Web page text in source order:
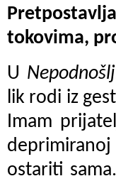
tokovima,
U
lik rodi iz
Imam
ostariti